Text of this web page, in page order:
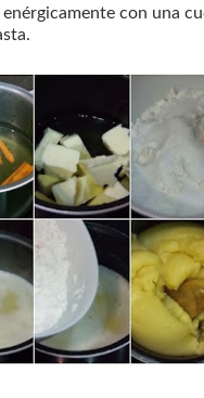
enérgicamente con una